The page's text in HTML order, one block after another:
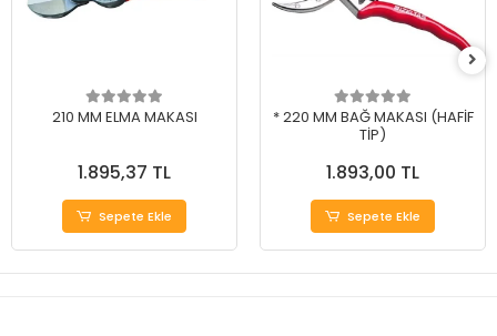
210 MM ELMA MAKASI
1.895,37 TL
Sepete Ekle
* 220 MM BAĞ MAKASI (HAFİF
TİP)
1.893,00 TL
Sepete Ekle